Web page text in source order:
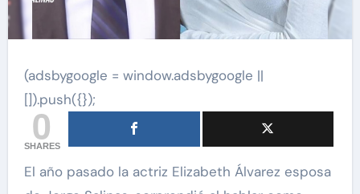
(adsbygoogle = window.adsbygoogle ||
[]).push({});
0
SHARES
El año pasado la actriz Elizabeth Álvarez esposa